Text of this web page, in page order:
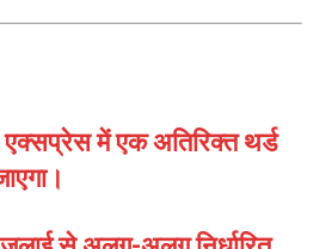
में एक अतिरिक्त थर्ड